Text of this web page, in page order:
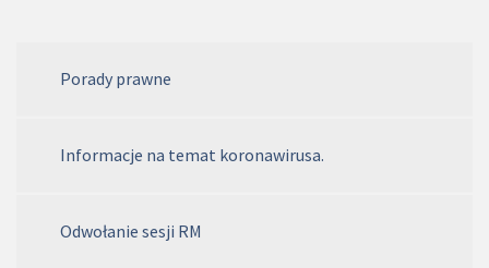
Porady prawne
Informacje na temat koronawirusa.
Odwołanie sesji RM